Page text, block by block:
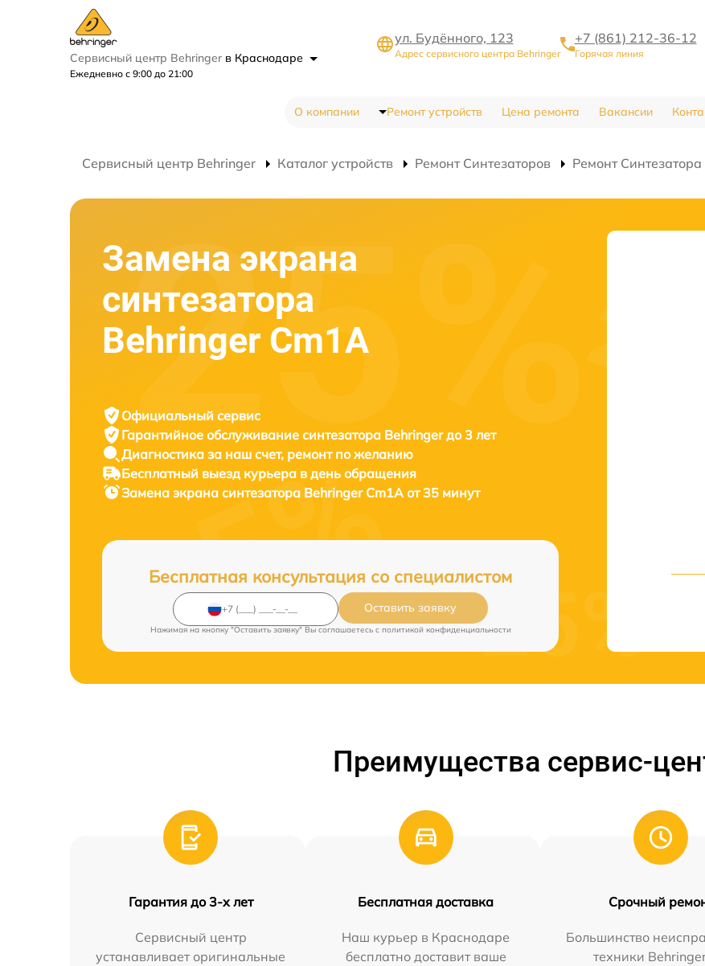
Сервисный центр Behringer в Краснодаре
Ежедневно с 9:00 до 21:00
ул. Будённого, 123
Адрес сервисного центра Behringer
+7 (861) 212-36-12
Горячая линия
О компании Ремонт устройств Цена ремонта Вакансии
Сервисный центр Behringer Каталог устройств Ремонт Синтезаторов Ремонт
Замена экрана
синтезатора
Behringer Cm1A
Официальный сервис
Гарантийное обслуживание синтезатора Behringer до 3 лет
Диагностика за наш счет, ремонт по желанию
Бесплатный выезд курьера в день обращения
Замена экрана синтезатора Behringer Cm1A от 35 минут
Бесплатная консультация со специалистом
Оставить заявку
Нажимая на кнопку "Оставить заявку" Вы соглашаетесь c политикой конфиденциальности
Преимущества сервис-
Гарантия до 3-х лет
Сервисный центр
устанавливает оригинальные
Бесплатная доставка
Наш курьер в Краснодаре
бесплатно доставит ваше
Срочный
Большинство
техники